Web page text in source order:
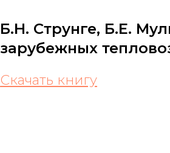
Б.Н. Струнге, Б.Е.
зарубежных
Скачать книгу